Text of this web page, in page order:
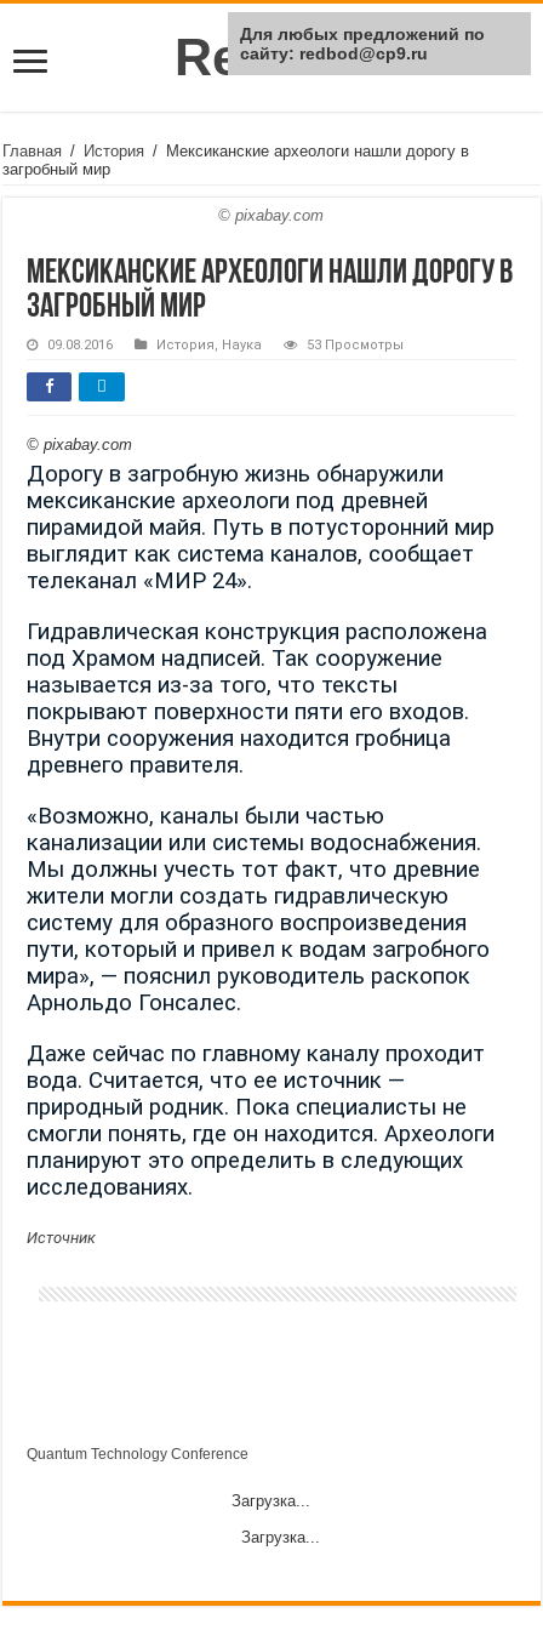
Rei Red
Главная / История / Мексиканские археологи нашли дорогу в
загробный мир
© pixabay.com
Мексиканские археологи нашли дорогу в
загробный мир
09.08.2016 История, Наука 53 Просмотры
© pixabay.com
Дорогу в загробную жизнь обнаружили
мексиканские археологи под древней
пирамидой майя. Путь в потусторонний мир
выглядит как система каналов, сообщает
телеканал «МИР 24».
Гидравлическая конструкция расположена
под Храмом надписей. Так сооружение
называется из-за того, что тексты
покрывают поверхности пяти его входов.
Внутри сооружения находится гробница
древнего правителя.
«Возможно, каналы были частью
канализации или системы водоснабжения.
Мы должны учесть тот факт, что древние
жители могли создать гидравлическую
систему для образного воспроизведения
пути, который и привел к водам загробного
мира», — пояснил руководитель раскопок
Арнольдо Гонсалес.
Даже сейчас по главному каналу проходит
вода. Считается, что ее источник —
природный родник. Пока специалисты не
смогли понять, где он находится. Археологи
планируют это определить в следующих
исследованиях.
Источник
Quantum Technology Conference
Загрузка...
Загрузка...
Для любых предложений по
сайту: redbod@cp9.ru